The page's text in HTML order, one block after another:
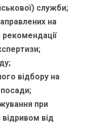
служби;
на
відбору на
при
відривом від